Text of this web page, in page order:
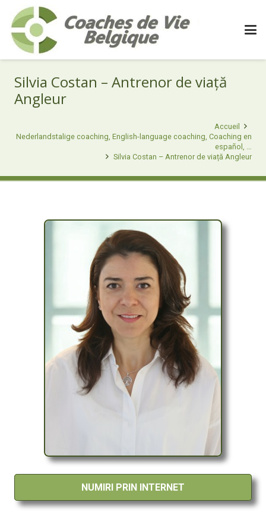
Silvia Costan – Antrenor de viață
Angleur
Accueil
Nederlandstalige coaching, English-language coaching, Coaching en
español, …
Silvia Costan – Antrenor de viață Angleur
NUMIRI PRIN INTERNET